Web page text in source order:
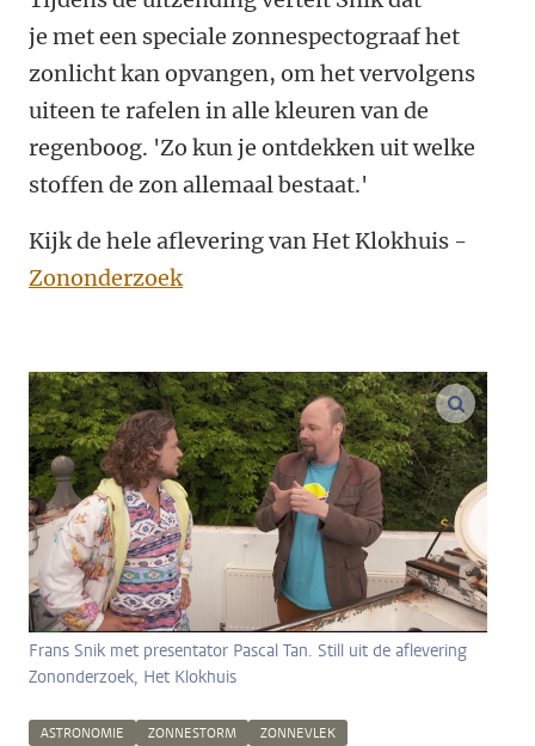
je met een speciale zonnespectograaf het
zonlicht kan opvangen, om het vervolgens
uiteen te rafelen in alle kleuren van de
regenboog. 'Zo kun je ontdekken uit welke
stoffen de zon allemaal bestaat.'
Kijk de hele aflevering van Het Klokhuis -
Zononderzoek
Frans Snik met presentator Pascal Tan. Still uit de aflevering
Zononderzoek, Het Klokhuis
ASTRONOMIE ZONNESTORM ZONNEVLEK